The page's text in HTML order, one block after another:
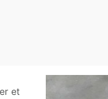
et